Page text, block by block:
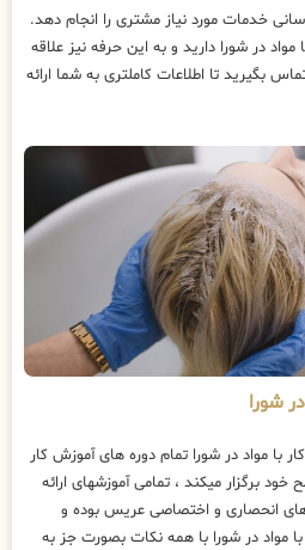
خدمات مورد نیاز مشتری را انجام دهد.
در شورا دارید و به این حرفه نیز علاقه
بگیرید تا اطلاعات کاملتری به شما ارائه
شورا
با مواد در شورا تمام دوره های آموزش کار
خود برگزار میکند ، تمامی آموزشهای ارائه
انحصاری و اختصاصی عریس بوده و
با مواد در شورا با همه نکات بصورت جز به